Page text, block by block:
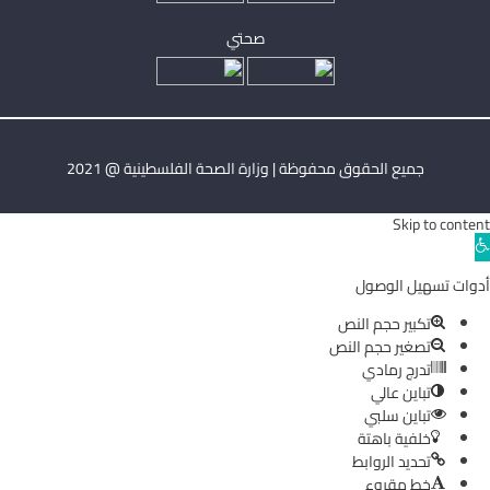
صحتي
جميع الحقوق محفوظة | وزارة الصحة الفلسطينية @ 2021
Skip to content
Open
toolbar
أدوات تسهيل الوصول
تكبير حجم النص
تصغير حجم النص
تدرج رمادي
تباين عالي
تباين سلبي
خلفية باهتة
تحديد الروابط